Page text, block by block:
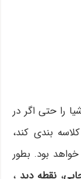
را حتی اگر در
بندی کند،
خواهد بود. بطور
،نقطه دید ،